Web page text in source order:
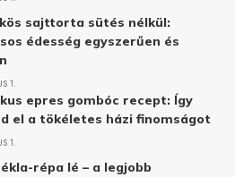
sajttorta sütés nélkül:
édesség egyszerűen és
1.
epres gombóc recept: Így
el a tökéletes házi finomságot
1.
répa lé – a legjobb